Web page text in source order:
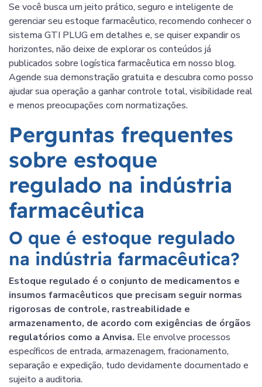
Se você busca um jeito prático, seguro e inteligente de
gerenciar seu estoque farmacêutico, recomendo conhecer o
sistema GTI PLUG em detalhes e, se quiser expandir os
horizontes, não deixe de explorar os conteúdos já
publicados sobre logística farmacêutica em nosso blog.
Agende sua demonstração gratuita e descubra como posso
ajudar sua operação a ganhar controle total, visibilidade real
e menos preocupações com normatizações.
Perguntas frequentes
sobre estoque
regulado na indústria
farmacêutica
O que é estoque regulado
na indústria farmacêutica?
Estoque regulado é o conjunto de medicamentos e
insumos farmacêuticos que precisam seguir normas
rigorosas de controle, rastreabilidade e
armazenamento, de acordo com exigências de órgãos
regulatórios como a Anvisa. Ele envolve processos
específicos de entrada, armazenagem, fracionamento,
separação e expedição, tudo devidamente documentado e
sujeito a auditoria.